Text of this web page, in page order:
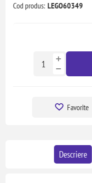
Cod produs: LEGO60349
Favorite
Descriere